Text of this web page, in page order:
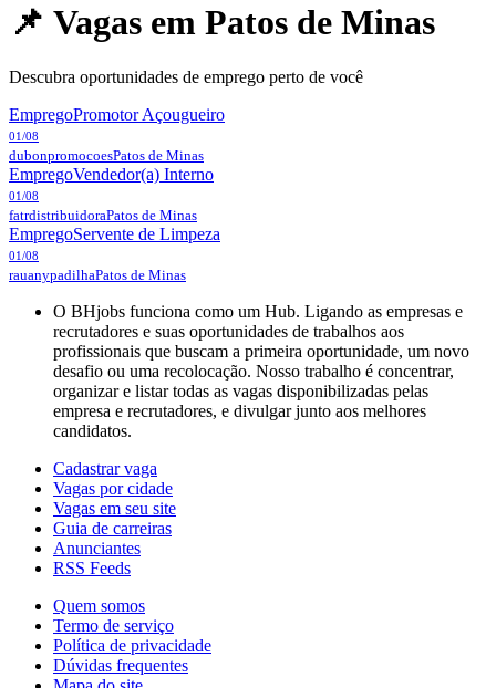
📌 Vagas em Patos de Minas
Descubra oportunidades de emprego perto de você
EmpregoPromotor Açougueiro
01/08
dubonpromocoesPatos de Minas
EmpregoVendedor(a) Interno
01/08
fatrdistribuidoraPatos de Minas
EmpregoServente de Limpeza
01/08
rauanypadilhaPatos de Minas
O BHjobs funciona como um Hub. Ligando as empresas e
recrutadores e suas oportunidades de trabalhos aos
profissionais que buscam a primeira oportunidade, um novo
desafio ou uma recolocação. Nosso trabalho é concentrar,
organizar e listar todas as vagas disponibilizadas pelas
empresa e recrutadores, e divulgar junto aos melhores
candidatos.
Cadastrar vaga
Vagas por cidade
Vagas em seu site
Guia de carreiras
Anunciantes
RSS Feeds
Quem somos
Termo de serviço
Política de privacidade
Dúvidas frequentes